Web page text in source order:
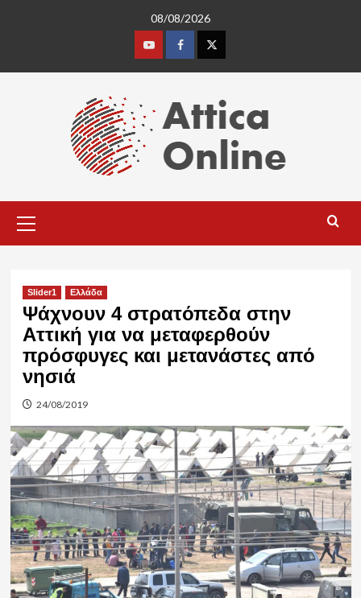
08/08/2026
YoutubeFacebookTwitter
Menu
Slider1 Ελλάδα
Ψάχνουν 4 στρατόπεδα στην
Αττική για να μεταφερθούν
πρόσφυγες και μετανάστες από
νησιά
24/08/2019